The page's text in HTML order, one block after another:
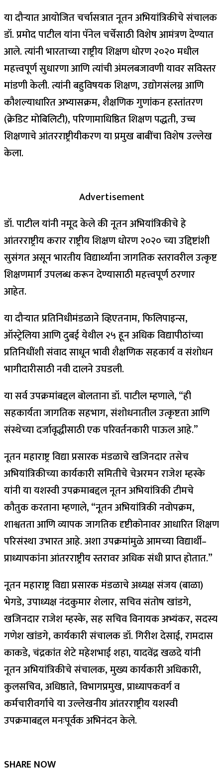
या दौऱ्यात आयोजित चर्चासत्रात नूतन अभियांत्रिकीचे संचालक
डॉ. प्रमोद पाटील यांना पॅनेल चर्चेसाठी विशेष आमंत्रण देण्यात
आले. त्यांनी भारताच्या राष्ट्रीय शिक्षण धोरण २०२० मधील
महत्त्वपूर्ण सुधारणा आणि त्यांची अंमलबजावणी यावर सविस्तर
मांडणी केली. त्यांनी बहुविषयक शिक्षण, उद्योगसंलग्न आणि
कौशल्याधारित अभ्यासक्रम, शैक्षणिक गुणांकन हस्तांतरण
(क्रेडिट मोबिलिटी), परिणामाधिष्ठित शिक्षण पद्धती, उच्च
शिक्षणाचे आंतरराष्ट्रीयीकरण या प्रमुख बाबींचा विशेष उल्लेख
केला.
Advertisement
डॉ. पाटील यांनी नमूद केले की नूतन अभियांत्रिकीचे हे
आंतरराष्ट्रीय करार राष्ट्रीय शिक्षण धोरण २०२० च्या उद्दिष्टांशी
सुसंगत असून भारतीय विद्यार्थ्यांना जागतिक स्तरावरील उत्कृष्ट
शिक्षणमार्ग उपलब्ध करून देण्यासाठी महत्त्वपूर्ण ठरणार
आहेत.
या दौऱ्यात प्रतिनिधीमंडळाने व्हिएतनाम, फिलिपाइन्स,
ऑस्ट्रेलिया आणि दुबई येथील २५ हून अधिक विद्यापीठांच्या
प्रतिनिधींशी संवाद साधून भावी शैक्षणिक सहकार्य व संशोधन
भागीदारीसाठी नवी दालने उघडली.
या सर्व उपक्रमांबद्दल बोलताना डॉ. पाटील म्हणाले, “ही
सहकार्यता जागतिक सहभाग, संशोधनातील उत्कृष्टता आणि
संस्थेच्या दर्जावृद्धीसाठी एक परिवर्तनकारी पाऊल आहे.”
नूतन महाराष्ट्र विद्या प्रसारक मंडळाचे खजिनदार तसेच
अभियांत्रिकीच्या कार्यकारी समितीचे चेअरमन राजेश म्हस्के
यांनी या यशस्वी उपक्रमाबद्दल नूतन अभियांत्रिकी टीमचे
कौतुक करताना म्हणाले, “नूतन अभियांत्रिकी नवोपक्रम,
शाश्वतता आणि व्यापक जागतिक दृष्टीकोनावर आधारित शिक्षण
परिसंस्था उभारत आहे. अशा उपक्रमांमुळे आमच्या विद्यार्थी–
प्राध्यापकांना आंतरराष्ट्रीय स्तरावर अधिक संधी प्राप्त होतात.”
नूतन महाराष्ट्र विद्या प्रसारक मंडळाचे अध्यक्ष संजय (बाळा)
भेगडे, उपाध्यक्ष नंदकुमार शेलार, सचिव संतोष खांडगे,
खजिनदार राजेश म्हस्के, सह सचिव विनायक अभ्यंकर, सदस्य
गणेश खांडगे, कार्यकारी संचालक डॉ. गिरीश देसाई, रामदास
काकडे, चंद्रकांत शेटे महेशभाई शहा, यादवेंद्र खळदे यांनी
नूतन अभियांत्रिकीचे संचालक, मुख्य कार्यकारी अधिकारी,
कुलसचिव, अधिष्ठाते, विभागप्रमुख, प्राध्यापकवर्ग व
कर्मचारीवर्गाचे या उल्लेखनीय आंतरराष्ट्रीय यशस्वी
उपक्रमाबद्दल मनःपूर्वक अभिनंदन केले.
SHARE NOW